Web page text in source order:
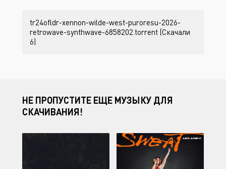
tr24ofldr-xennon-wilde-west-puroresu-2026-
retrowave-synthwave-6858202.torrent (Скачали
6)
НЕ ПРОПУСТИТЕ ЕЩЕ МУЗЫКУ ДЛЯ
СКАЧИВАНИЯ!